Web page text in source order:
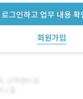
로그인하고 업무 내용 확
회원가입
부 회의를 통해 토플 외
하려 합니다.